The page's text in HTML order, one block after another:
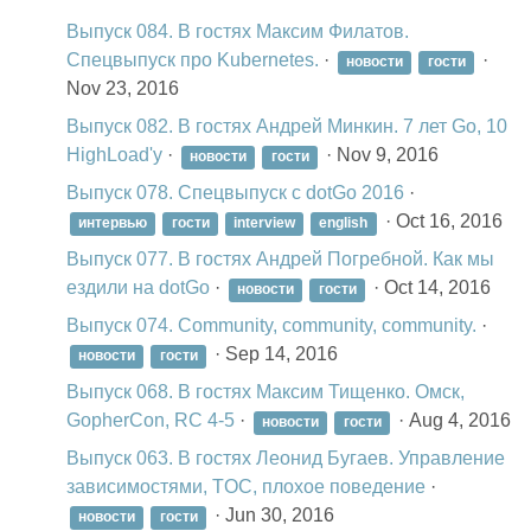
Выпуск 084. В гостях Максим Филатов.
Спецвыпуск про Kubernetes. · новости гости
·
Nov 23, 2016
Выпуск 082. В гостях Андрей Минкин. 7 лет Go, 10
HighLoad'у · новости гости · Nov 9, 2016
Выпуск 078. Спецвыпуск с dotGo 2016 ·
интервью гости interview english · Oct 16, 2016
Выпуск 077. В гостях Андрей Погребной. Как мы
ездили на dotGo · новости гости · Oct 14, 2016
Выпуск 074. Community, community, community. ·
новости гости · Sep 14, 2016
Выпуск 068. В гостях Максим Тищенко. Омск,
GopherCon, RC 4-5 · новости гости · Aug 4, 2016
Выпуск 063. В гостях Леонид Бугаев. Управление
зависимостями, TOC, плохое поведение ·
новости гости · Jun 30, 2016